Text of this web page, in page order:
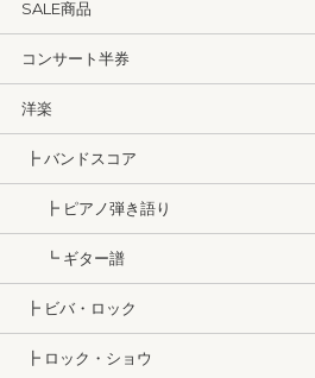
SALE商品
コンサート半券
洋楽
┣ バンドスコア
┣ ピアノ弾き語り
┗ ギター譜
┣ ビバ・ロック
┣ ロック・ショウ